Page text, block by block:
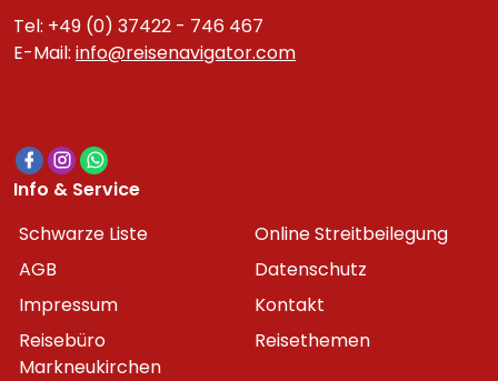
Tel: +49 (0) 37422 - 746 467
E-Mail: info@reisenavigator.com
Info & Service
Schwarze Liste
Online Streitbeilegung
AGB
Datenschutz
Impressum
Kontakt
Reisebüro
Markneukirchen
Reisethemen